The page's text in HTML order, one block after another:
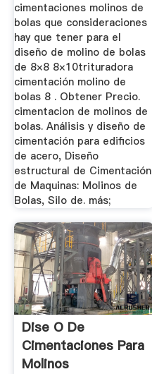
cimentaciones molinos de
bolas que consideraciones
hay que tener para el
diseño de molino de bolas
de 8×8 8×10trituradora
cimentación molino de
bolas 8 . Obtener Precio.
cimentacion de molinos de
bolas. Análisis y diseño de
cimentación para edificios
de acero, Diseño
estructural de Cimentación
de Maquinas: Molinos de
Bolas, Silo de. más;
Dise O De
Cimentaciones Para
Molinos